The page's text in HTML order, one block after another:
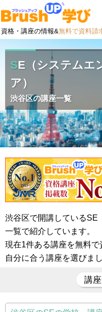
資格・講座の情報&無料で資料請
SE（システムエンジニ
ア）
渋谷区の講座一覧
渋谷区で開講しているSE
一覧で紹介しています。
現在1件ある講座を無料
自分に合う講座を選びま
講